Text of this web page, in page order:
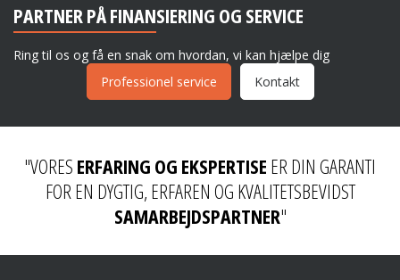
PARTNER PÅ FINANSIERING OG SERVICE
Ring til os og få en snak om hvordan, vi kan hjælpe dig
Professionel service
Kontakt
"VORES ERFARING OG EKSPERTISE ER DIN GARANTI
FOR EN DYGTIG, ERFAREN OG KVALITETSBEVIDST
SAMARBEJDSPARTNER"